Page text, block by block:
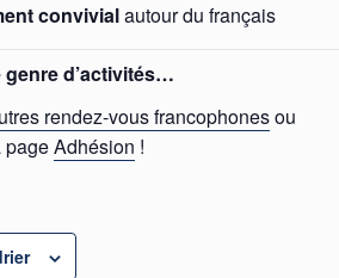
convivialautour du français
genre d’activités…
rendez-vous francophonesou
pageAdhésion !